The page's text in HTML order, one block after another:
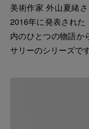
美術作家 外山夏緒
2016年に発表され
内のひとつの物語か
サリーのシリーズです